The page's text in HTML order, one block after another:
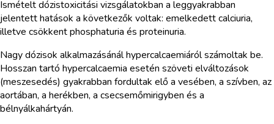
Ismételt dózistoxicitási vizsgálatokban a leggyakrabban
jelentett hatások a következők voltak: emelkedett calciuria,
illetve csökkent phosphaturia és proteinuria.
Nagy dózisok alkalmazásánál hypercalcaemiáról számoltak be.
Hosszan tartó hypercalcaemia esetén szöveti elváltozások
(meszesedés) gyakrabban fordultak elő a vesében, a szívben, az
aortában, a herékben, a csecsemőmirigyben és a
bélnyálkahártyán.